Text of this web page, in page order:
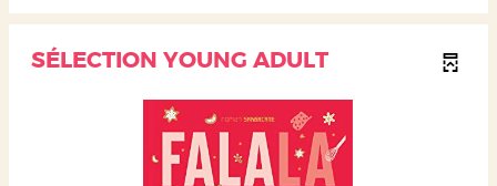
SÉLECTION YOUNG ADULT